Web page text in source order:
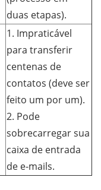
duas etapas).
1. Impraticável
para transferir
centenas de
contatos (deve ser
feito um por um).
2. Pode
sobrecarregar sua
caixa de entrada
de e-mails.